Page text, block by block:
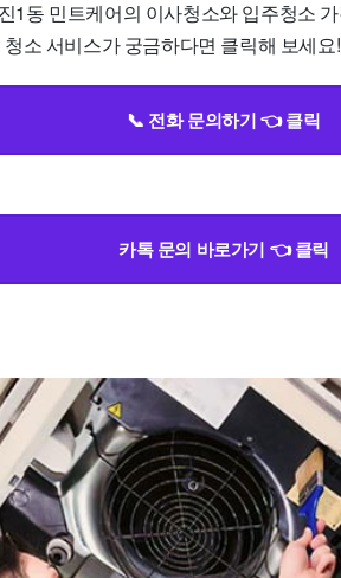
1동 민트케어의 이사청소와 입주청소
소 서비스가 궁금하다면 클릭해 보세요!
📞 전화 문의하기 👈 클릭
카톡 문의 바로가기 👈 클릭